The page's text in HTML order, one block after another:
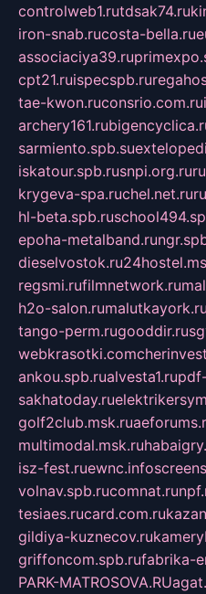
controlweb1.rutdsak74.ru
iron-snab.rucosta-bella.ru
associaciya39.ru
cpt21.ruispecspb.ru
tae-kwon.ruconsrio.com.ru
archery161.ru
sarmiento.spb.su
iskatour.spb.rusnpi.org.ru
krygeva-spa.ruchel.net.ru
hl-beta.spb.ru
epoha-metalband.ru
dieselvostok.ru
regsmi.rufilmnetwork.ru
h2o-salon.rumalutkayork.ru
tango-perm.rugooddir.ru
webkrasotki.com
ankou.spb.rualvesta1.ru
sakhatoday.ru
golf2club.msk.ru
multimodal.msk.ru
isz-fest.ruewnc.info
volnav.spb.rucomnat.ru
tesiaes.rucard.com.ru
gildiya-kuznecov.ru
griffoncom.spb.rufabrika-
PARK-MATROSOVA.RU